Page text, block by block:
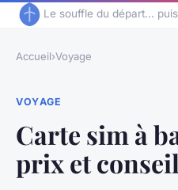
Le souffle du départ...
Accueil›Voyage
VOYAGE
Carte sim à
prix et